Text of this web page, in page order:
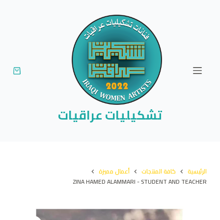
تشكيليات عراقيات
الرئيسية كافة المنتجات
أعمال مميزة
ZINA HAMED ALAMMARI - STUDENT AND TEACHER